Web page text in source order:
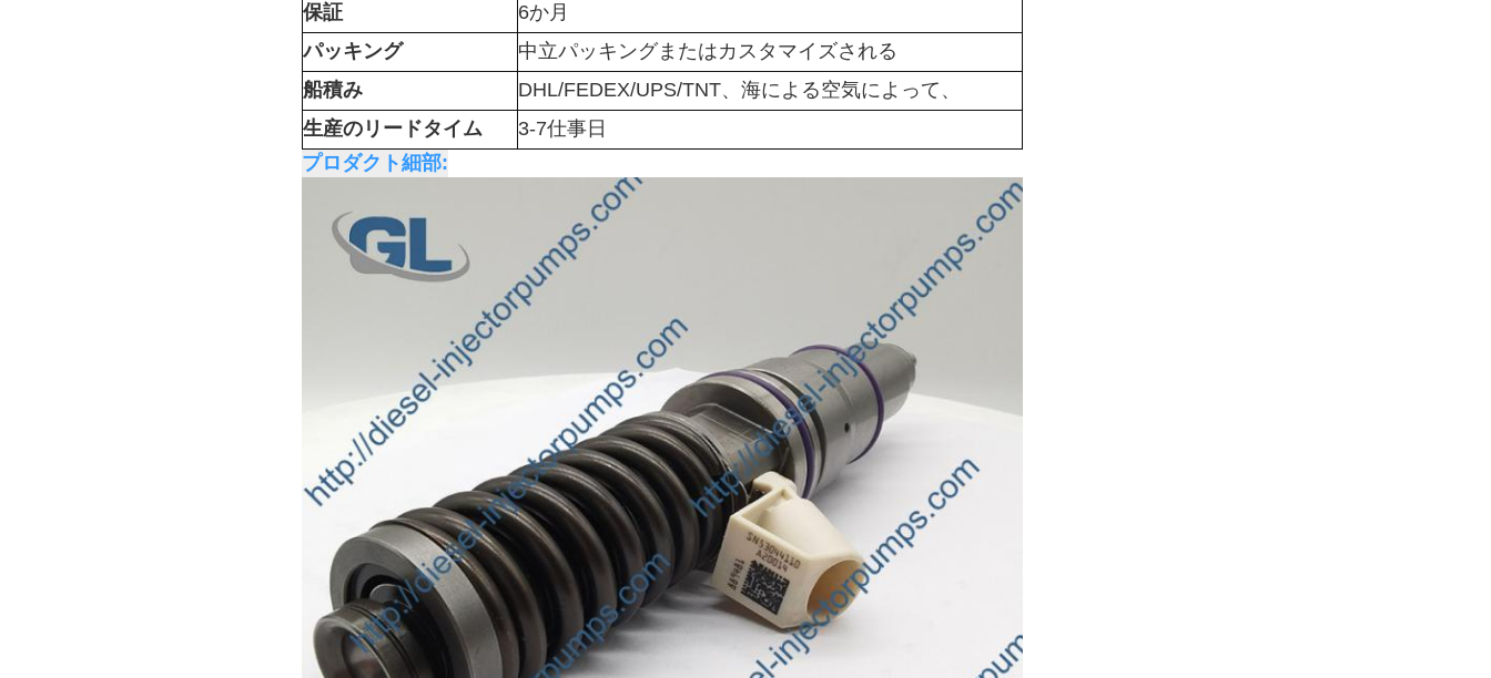
保証
6か月
パッキング
中立パッキングまたはカスタマイズされる
船積み
DHL/FEDEX/UPS/TNT、海による空気によって、
生産のリードタイム
3-7仕事日
プロダクト細部: